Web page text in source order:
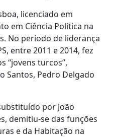
licenciado em
em Ciência Política na
No período de liderança
entre 2011 e 2014, fez
“jovens turcos”,
Santos, Pedro Delgado
por João
demitiu-se das funções
e da Habitação na